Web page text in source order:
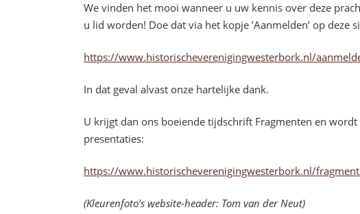
We vinden het mooi wanneer u uw kennis over deze
u lid worden! Doe dat via het kopje ’Aanmelden’ op deze
https://www.historischeverenigingwesterbork.nl/
In dat geval alvast onze hartelijke dank.
U krijgt dan ons boeiende tijdschrift Fragmenten en
presentaties:
https://www.historischeverenigingwesterbork.nl/
(Kleurenfoto’s website-header: Tom van der Neut)